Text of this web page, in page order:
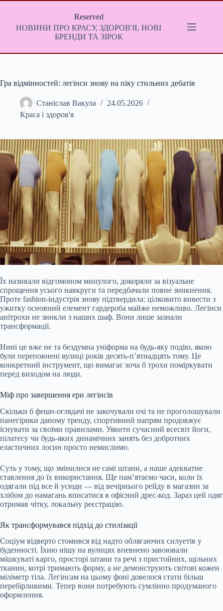
Перейти
Reserved
НОВИНИ ПРО КРАСУ, ЗДОРОВ'Я, НОВІ
БРЕНДИ ТА ЗІРОК
Гра відмінностей: легінси знову на піку стильних дебатів
Станіслав Вакула
24.05.2026
Краса і здоров'я
Їх називали відгомоном минулого, докоряли за візуальне
спрощення усього навкруги та передбачали повне зникнення.
Проте fashion-індустрія знову підтвердила: цілковито вивести з
ужитку основний елемент гардероба майже неможливо. Легінси
анітрохи не зникли з наших шаф. Вони лише зазнали
трансформації.
Нині це вже не та бездумна уніформа на будь-яку подію, якою
були переповнені вулиці років десять-п’ятнадцять тому. Це
конкретний інструмент, що вимагає хоча б трохи поміркувати
перед виходом на люди.
Міф про завершення ери легінсів
Скільки б фешн-оглядачі не закочували очі та не проголошували
панегірики даному тренду, спортивний напрям продовжує
існувати за своїми правилами. Уявити сучасний всесвіт йоги,
пілатесу чи будь-яких динамічних занять без добротних
еластичних лосин просто немислимо.
Суть у тому, що змінилися не самі штани, а наше адекватне
ставлення до їх використання. Ще пам’ятаємо часи, коли їх
одягали під все й усюди — від вечірнього рейду в магазин за
хлібом до намагань вписатися в офісний дрес-код. Зараз цей одяг
отримав чітку, локальну реєстрацію.
Як трансформувався підхід до стилізації
Соціум відверто стомився від надто облягаючих силуетів у
буденності. Їхню нішу на вулицях впевнено завоювали
мішкуваті карго, просторі штани та речі з пристойних, щільних
тканин, котрі тримають форму, а не демонструють світові кожен
міліметр тіла. Легінсам на цьому фоні довелося стати більш
перебірливими. Тепер вони потребують сумлінно продуманого
оформлення.